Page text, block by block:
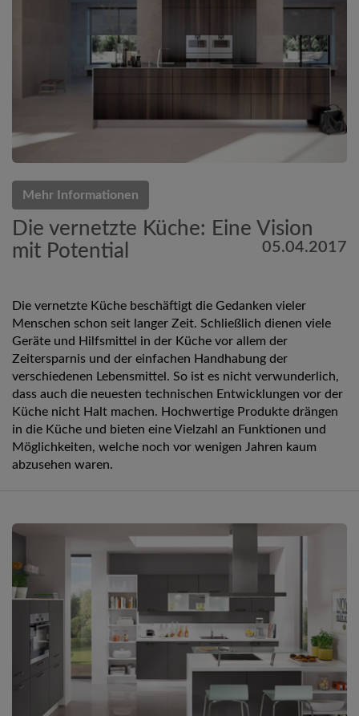
Mehr Informationen
Die vernetzte Küche: Eine Vision
mit Potential
05.04.2017
Die vernetzte Küche beschäftigt die Gedanken vieler
Menschen schon seit langer Zeit. Schließlich dienen viele
Geräte und Hilfsmittel in der Küche vor allem der
Zeitersparnis und der einfachen Handhabung der
verschiedenen Lebensmittel. So ist es nicht verwunderlich,
dass auch die neuesten technischen Entwicklungen vor der
Küche nicht Halt machen. Hochwertige Produkte drängen
in die Küche und bieten eine Vielzahl an Funktionen und
Möglichkeiten, welche noch vor wenigen Jahren kaum
abzusehen waren.